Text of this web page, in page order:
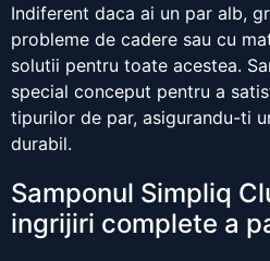
Indiferent daca ai un par alb,
probleme de cadere sau cu
solutii pentru toate acestea.
special conceput pentru a
tipurilor de par, asigurandu-ti
durabil.
Samponul Simpliq
ingrijiri complete a